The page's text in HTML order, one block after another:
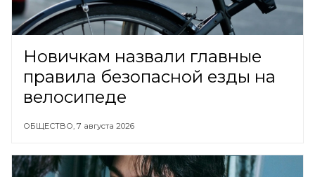
Новичкам назвали главные
правила безопасной езды на
велосипеде
ОБЩЕСТВО, 7 августа 2026